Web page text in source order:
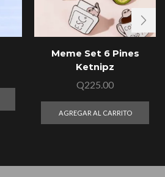
Meme Set 6 Pines
Ketnipz
Q225.00
AGREGAR AL CARRITO